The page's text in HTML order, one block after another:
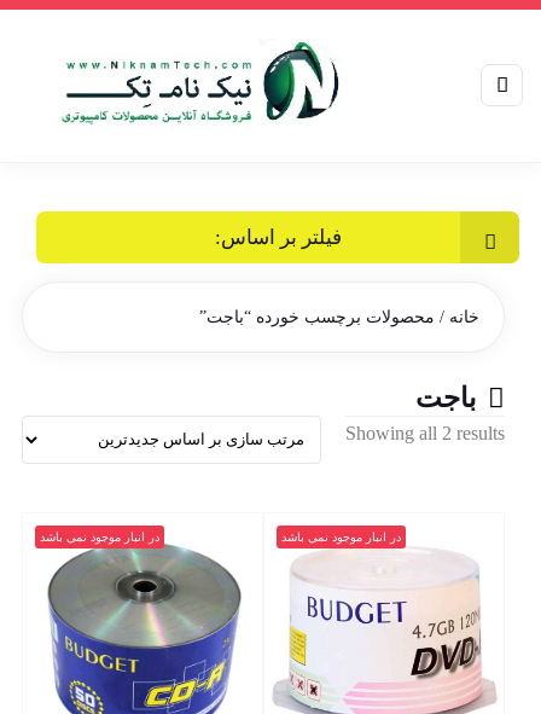
فیلتر بر اساس:
خانه / محصولات برچسب خورده “باجت”
باجت
Showing all 2 results
در انبار موجود نمی باشد در انبار موجود نمی باشد